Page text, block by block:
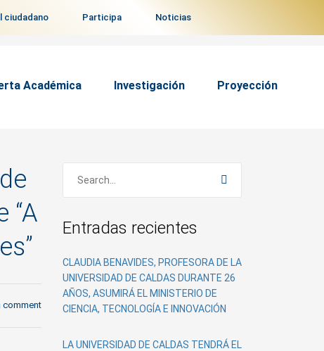
ciudadano Participa Noticias
Académica Investigación Proyección
“A
comment
Entradas recientes
CLAUDIA BENAVIDES, PROFESORA DE LA
UNIVERSIDAD DE CALDAS DURANTE 26
AÑOS, ASUMIRÁ EL MINISTERIO DE
CIENCIA, TECNOLOGÍA E INNOVACIÓN
LA UNIVERSIDAD DE CALDAS TENDRÁ EL